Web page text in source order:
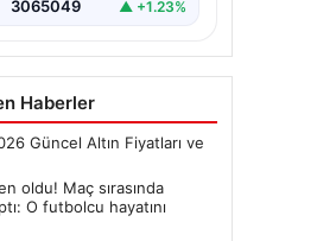
3065049 ▲ +1.23%
Haberler
Güncel Altın Fiyatları ve
oldu! Maç sırasında
O futbolcu hayatını